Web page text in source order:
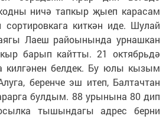
ничә тапкыр җыеп карасам
киткән иде. Шулай
Лаеш райоынында урнашкан
барып кайтты. 21 октябрьдә
килгәнен белдек. Бу юлы кызым
беренче эш итеп, Балтачтан
булдым. 88 урынына 80 дип
тышындагы адрес берни